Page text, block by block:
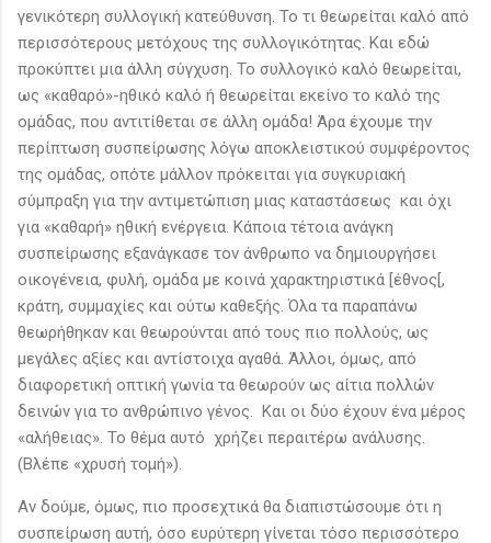
γενικότερη συλλογική κατεύθυνση. Το τι θεωρείται καλό από
περισσότερους μετόχους της συλλογικότητας. Και εδώ
προκύπτει μια άλλη σύγχυση. Το συλλογικό καλό θεωρείται,
ως «καθαρό»-ηθικό καλό ή θεωρείται εκείνο το καλό της
ομάδας, που αντιτίθεται σε άλλη ομάδα! Άρα έχουμε την
περίπτωση συσπείρωσης λόγω αποκλειστικού συμφέροντος
της ομάδας, οπότε μάλλον πρόκειται για συγκυριακή
σύμπραξη για την αντιμετώπιση μιας καταστάσεως και όχι
για «καθαρή» ηθική ενέργεια. Κάποια τέτοια ανάγκη
συσπείρωσης εξανάγκασε τον άνθρωπο να δημιουργήσει
οικογένεια, φυλή, ομάδα με κοινά χαρακτηριστικά [έθνος[,
κράτη, συμμαχίες και ούτω καθεξής. Όλα τα παραπάνω
θεωρήθηκαν και θεωρούνται από τους πιο πολλούς, ως
μεγάλες αξίες και αντίστοιχα αγαθά. Άλλοι, όμως, από
διαφορετική οπτική γωνία τα θεωρούν ως αίτια πολλών
δεινών για το ανθρώπινο γένος. Και οι δύο έχουν ένα μέρος
«αλήθειας». Το θέμα αυτό χρήζει περαιτέρω ανάλυσης.
(Βλέπε «χρυσή τομή»).
Αν δούμε, όμως, πιο προσεχτικά θα διαπιστώσουμε ότι η
συσπείρωση αυτή, όσο ευρύτερη γίνεται τόσο περισσότερο